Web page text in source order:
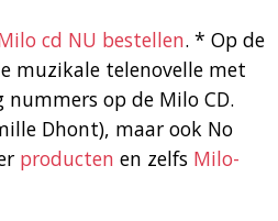
cd NU bestellen. * Op de
muzikale telenovelle met
op de Milo CD.
Dhont), maar ook No
producten en zelfs Milo-